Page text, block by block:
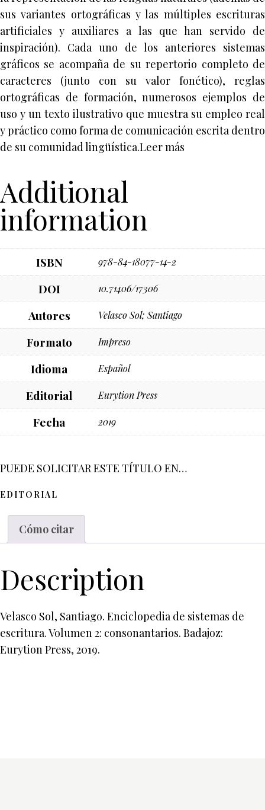
sus variantes ortográficas y las múltiples escrituras
artificiales y auxiliares a las que han servido de
inspiración). Cada uno de los anteriores sistemas
gráficos se acompaña de su repertorio completo de
caracteres (junto con su valor fonético), reglas
ortográficas de formación, numerosos ejemplos de
uso y un texto ilustrativo que muestra su empleo real
y práctico como forma de comunicación escrita dentro
de su comunidad lingüística.Leer más
Additional
information
ISBN 978-84-18077-14-2
DOI 10.71406/17306
Autores Velasco Sol; Santiago
Formato Impreso
Idioma Español
Editorial Eurytion Press
Fecha 2019
PUEDE SOLICITAR ESTE TÍTULO EN…
EDITORIAL
Cómo citar
Description
Velasco Sol, Santiago. Enciclopedia de sistemas de
escritura. Volumen 2: consonantarios. Badajoz:
Eurytion Press, 2019.